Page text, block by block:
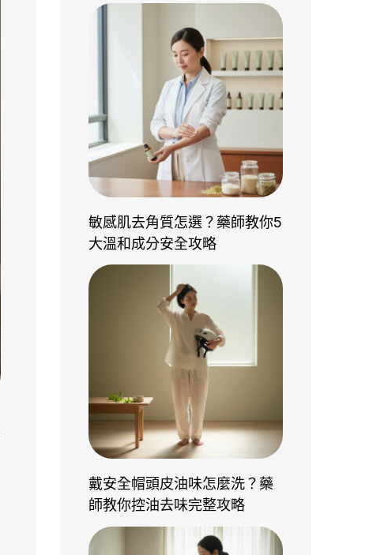
敏感肌去角質怎選？藥師教你5
大溫和成分安全攻略
戴安全帽頭皮油味怎麼洗？藥
師教你控油去味完整攻略